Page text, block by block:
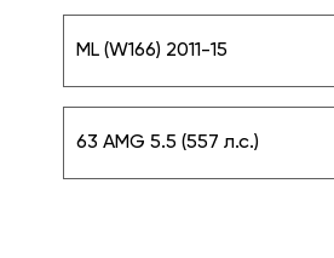
ML (W166) 2011-15
63 AMG 5.5 (557 л.с.)